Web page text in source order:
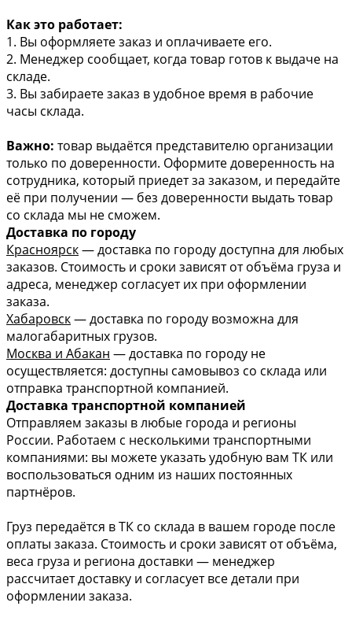
Как это работает:
1. Вы оформляете заказ и оплачиваете его.
2. Менеджер сообщает, когда товар готов к выдаче на
складе.
3. Вы забираете заказ в удобное время в рабочие
часы склада.
Важно: товар выдаётся представителю организации
только по доверенности. Оформите доверенность на
сотрудника, который приедет за заказом, и передайте
её при получении — без доверенности выдать товар
со склада мы не сможем.
Доставка по городу
Красноярск— доставка по городу доступна для любых
заказов. Стоимость и сроки зависят от объёма груза и
адреса, менеджер согласует их при оформлении
заказа.
Хабаровск— доставка по городу возможна для
малогабаритных грузов.
Москва и Абакан — доставка по городу не
осуществляется: доступны самовывоз со склада или
отправка транспортной компанией.
Доставка транспортной компанией
Отправляем заказы в любые города и регионы
России. Работаем с несколькими транспортными
компаниями: вы можете указать удобную вам ТК или
воспользоваться одним из наших постоянных
партнёров.
Груз передаётся в ТК со склада в вашем городе после
оплаты заказа. Стоимость и сроки зависят от объёма,
веса груза и региона доставки — менеджер
рассчитает доставку и согласует все детали при
оформлении заказа.